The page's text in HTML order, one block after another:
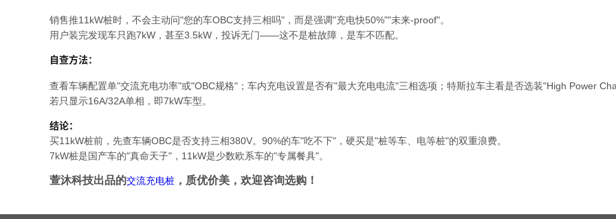
销售推11kW桩时，不会主动问"您的车OBC支持三相吗"，而是强调"充电快50%""未来-proof"。
用户装完发现车只跑7kW，甚至3.5kW，投诉无门——这不是桩故障，是车不匹配。
自查方法：
查看车辆配置单"交流充电功率"或"OBC规格"；车内充电设置是否有"最大充电电流"三相选项；特斯拉车主看是否选装"High Power
若只显示16A/32A单相，即7kW车型。
结论：
买11kW桩前，先查车辆OBC是否支持三相380V。90%的车"吃不下"，硬买是"桩等车、电等桩"的双重浪费。
7kW桩是国产车的"真命天子"，11kW是少数欧系车的"专属餐具"。
萱沐科技出品的交流充电桩 ，质优价美，欢迎咨询选购！